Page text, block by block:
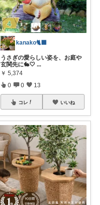
kanako🐈‍⬛
うさぎの愛らしい姿を、お庭や
玄関先に🐇🤍 ...
￥ 5,374
0 0 13
コレ いいね